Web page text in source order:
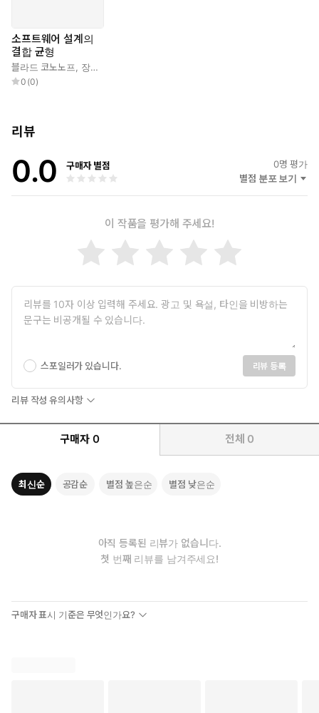
소프트웨어 설계의
결합 균형
블라드 코노노프, 장연호
0 (0)
리뷰
0.0 구매자 별점 0명 평가
별점 분포 보기
이 작품을 평가해 주세요!
스포일러가 있습니다. 리뷰 등록
리뷰 작성 유의사항
구매자 0 전체 0
최신순 공감순 별점 높은순 별점 낮은순
아직 등록된 리뷰가 없습니다.
첫 번째 리뷰를 남겨주세요!
구매자 표시 기준은 무엇인가요?